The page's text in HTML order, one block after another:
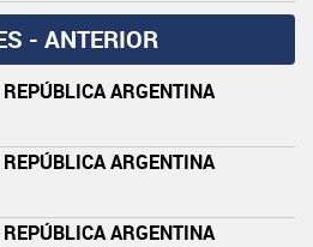
- ANTERIOR
ARGENTINA
ARGENTINA
ARGENTINA